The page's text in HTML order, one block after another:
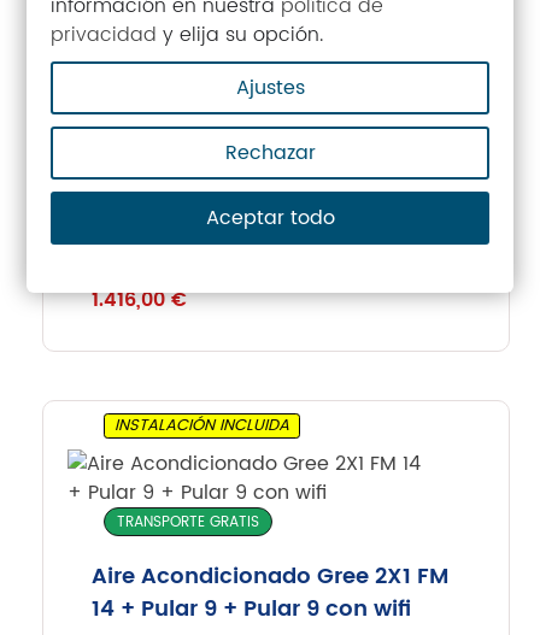
Aire Acondicionado GREE Pular
1.416,00€
INSTALACIÓN INCLUIDA
TRANSPORTE GRATIS
Aire Acondicionado Gree 2X1 FM
14 + Pular 9 + Pular 9 con wifi
privacidad y elija su opción.
Ajustes
Rechazar
Aceptar todo